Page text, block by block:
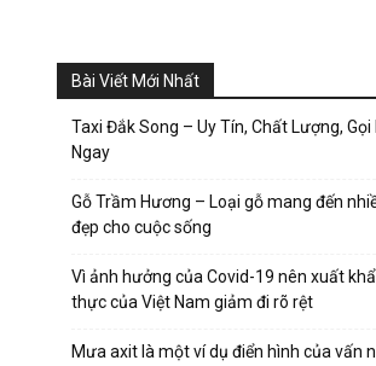
Bài Viết Mới Nhất
Taxi Đắk Song – Uy Tín, Chất Lượng, Gọi
Ngay
Gỗ Trầm Hương – Loại gỗ mang đến
đẹp cho cuộc sống
Vì ảnh hưởng của Covid-19 nên xuất
thực của Việt Nam giảm đi rõ rệt
Mưa axit là một ví dụ điển hình của vấn